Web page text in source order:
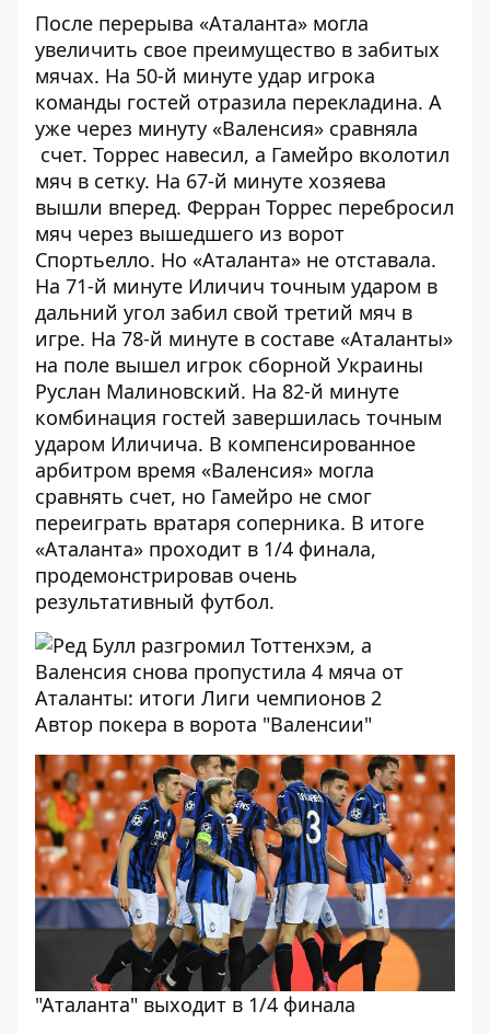
После перерыва «Аталанта» могла
увеличить свое преимущество в забитых
мячах. На 50-й минуте удар игрока
команды гостей отразила перекладина. А
уже через минуту «Валенсия» сравняла
счет. Торрес навесил, а Гамейро вколотил
мяч в сетку. На 67-й минуте хозяева
вышли вперед. Ферран Торрес перебросил
мяч через вышедшего из ворот
Спортьелло. Но «Аталанта» не отставала.
На 71-й минуте Иличич точным ударом в
дальний угол забил свой третий мяч в
игре. На 78-й минуте в составе «Аталанты»
на поле вышел игрок сборной Украины
Руслан Малиновский. На 82-й минуте
комбинация гостей завершилась точным
ударом Иличича. В компенсированное
арбитром время «Валенсия» могла
сравнять счет, но Гамейро не смог
переиграть вратаря соперника. В итоге
«Аталанта» проходит в 1/4 финала,
продемонстрировав очень
результативный футбол.
Автор покера в ворота "Валенсии"
"Аталанта" выходит в 1/4 финала